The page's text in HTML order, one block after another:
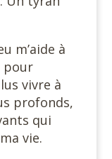
m’aide à
pour
vivre à
profonds,
qui
vie.